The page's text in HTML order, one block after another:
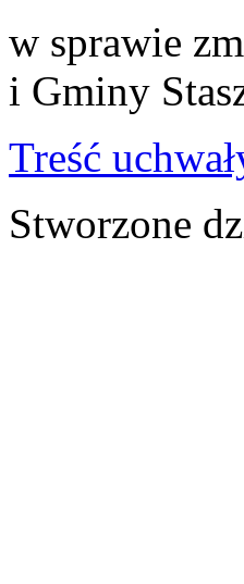
w sprawie
i Gminy
Treść
Stworzone